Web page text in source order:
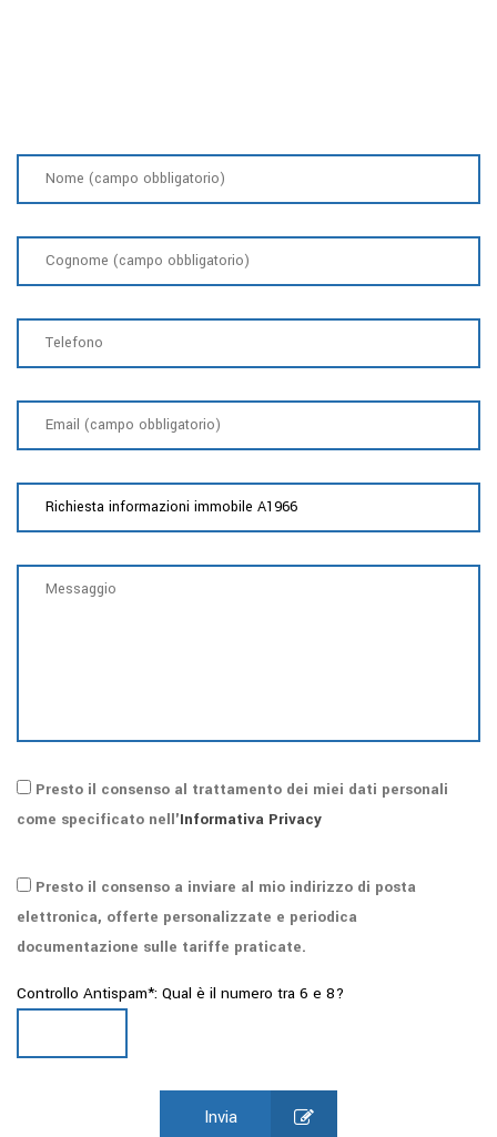
Presto il consenso al trattamento dei miei dati personali
come specificato nell'Informativa Privacy
Presto il consenso a inviare al mio indirizzo di posta
elettronica, offerte personalizzate e periodica
documentazione sulle tariffe praticate.
Controllo Antispam*: Qual è il numero tra 6 e 8?
Invia